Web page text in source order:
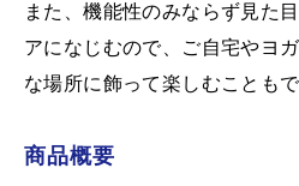
また、機能性のみならず見た
アになじむので、ご自宅やヨ
な場所に飾って楽しむこともで
商品概要